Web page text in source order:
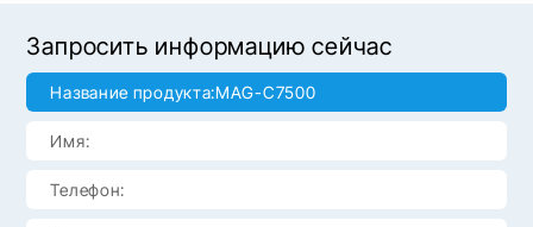
Запросить информацию сейчас